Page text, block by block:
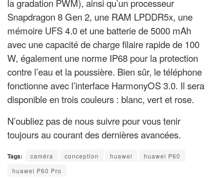
la gradation PWM), ainsi qu’un processeur
Snapdragon 8 Gen 2, une RAM LPDDR5x, une
mémoire UFS 4.0 et une batterie de 5000 mAh
avec une capacité de charge filaire rapide de 100
W, également une norme IP68 pour la protection
contre l’eau et la poussière. Bien sûr, le téléphone
fonctionne avec l’interface HarmonyOS 3.0. Il sera
disponible en trois couleurs : blanc, vert et rose.
N’oubliez pas de nous suivre pour vous tenir
toujours au courant des dernières avancées.
Tags: caméra conception huawei
huawei P60
huawei P60 Pro